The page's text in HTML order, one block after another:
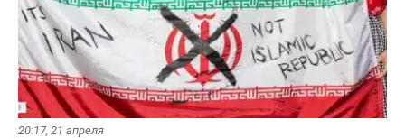
20:17, 21 апреля